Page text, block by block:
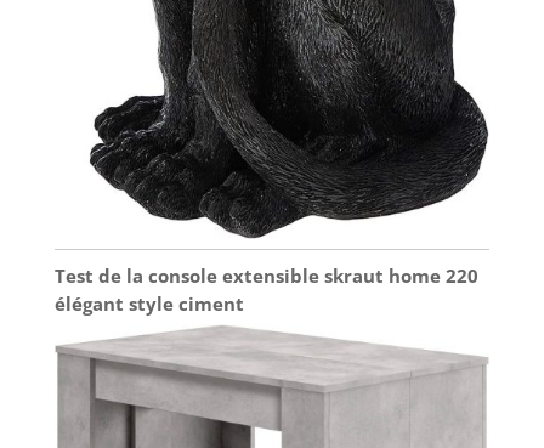
Test de la console extensible skraut home 220
élégant style ciment